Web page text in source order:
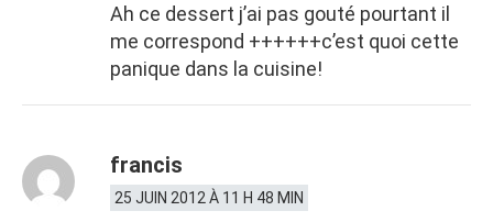
Ah ce dessert j’ai pas gouté pourtant il
me correspond ++++++c’est quoi cette
panique dans la cuisine!
francis
25 JUIN 2012 À 11 H 48 MIN